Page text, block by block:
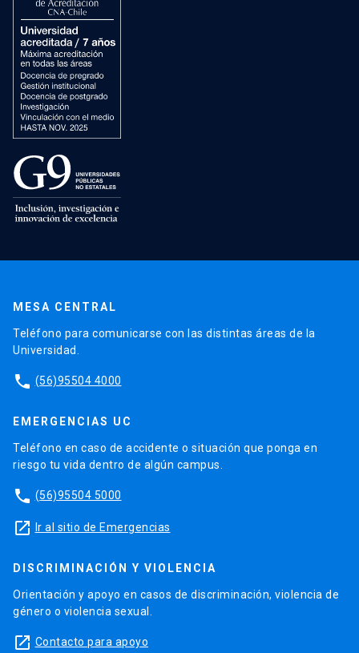
MESA CENTRAL
Teléfono para comunicarse con las distintas áreas de la
Universidad.
phone (56)95504 4000
EMERGENCIAS UC
Teléfono en caso de accidente o situación que ponga en
riesgo tu vida dentro de algún campus.
phone (56)95504 5000
launch Ir al sitio de Emergencias
DISCRIMINACIÓN Y VIOLENCIA
Orientación y apoyo en casos de discriminación, violencia de
género o violencia sexual.
launch Contacto para apoyo